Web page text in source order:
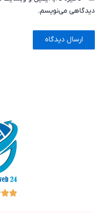
دیدگاهی می‌نویسم.